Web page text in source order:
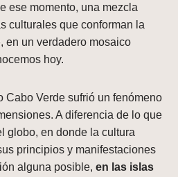
ese momento, una mezcla
culturales que conforman la
en un verdadero mosaico
hoy.
Cabo Verde sufrió un fenómeno
A diferencia de lo que
globo, en donde la cultura
principios y manifestaciones
alguna posible, en las islas